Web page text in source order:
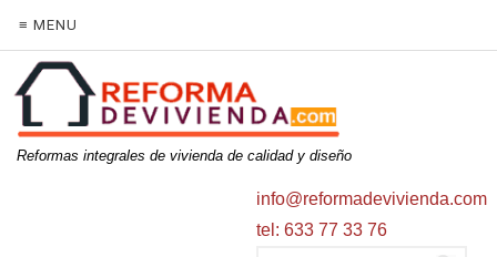
≡ MENU
Reformas integrales de vivienda de calidad y diseño
info@reformadevivienda.com
tel: 633 77 33 76